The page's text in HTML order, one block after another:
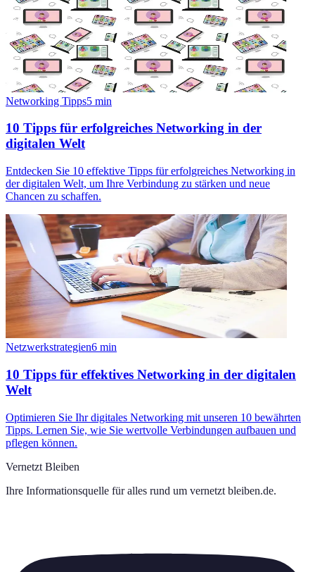
Networking Tipps5 min
10 Tipps für erfolgreiches Networking in der
digitalen Welt
Entdecken Sie 10 effektive Tipps für erfolgreiches Networking in
der digitalen Welt, um Ihre Verbindung zu stärken und neue
Chancen zu schaffen.
Netzwerkstrategien6 min
10 Tipps für effektives Networking in der digitalen
Welt
Optimieren Sie Ihr digitales Networking mit unseren 10 bewährten
Tipps. Lernen Sie, wie Sie wertvolle Verbindungen aufbauen und
pflegen können.
Vernetzt Bleiben
Ihre Informationsquelle für alles rund um vernetzt bleiben.de.